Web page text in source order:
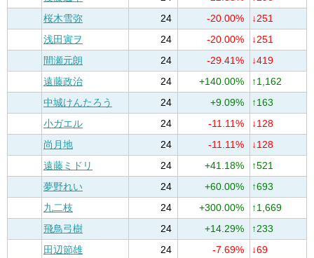
桜木雪弥
24 -20.00%
↓251
浅田寅ヲ
24 -20.00%
↓251
間瀬元朗
24 -29.41%
↓419
遠藤政治
24 +140.00%
↑1,162
中城けんたろう
24 +9.09%
↑163
小ガエル
24 -11.11%
↓128
尚月地
24 -11.11%
↓128
遠藤ミドリ
24 +41.18%
↑521
夢野れい
24 +60.00%
↑693
九二枝
24 +300.00%
↑1,669
飛鳥弓樹
24 +14.29%
↑233
田辺節雄
24 -7.69%
↓69